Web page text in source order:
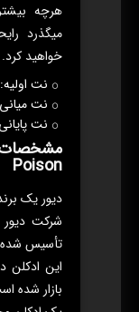
هرچه
میگذرد
خواهید کرد.
نت
نت
نت
Poison
دیور یک
تأسیس
بازار شده